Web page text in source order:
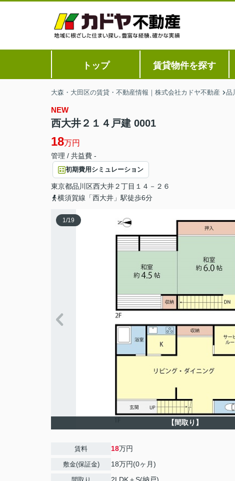
トップ 賃貸物件を探す
大森・大田区の賃貸・不動産情報｜株式会社カドヤ不動産 品
NEW
西大井２１４戸建 0001
18万円
管理 / 共益費 -
初期費用シミュレーション
東京都品川区西大井２丁目１４－２６
横須賀線「西大井」駅徒歩6分
1/19
【間取り】
賃料 18万円
敷金(保証金) 18万円(0ヶ月)